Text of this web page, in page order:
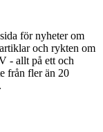
för nyheter om
och rykten om
- allt på ett och
från fler än 20